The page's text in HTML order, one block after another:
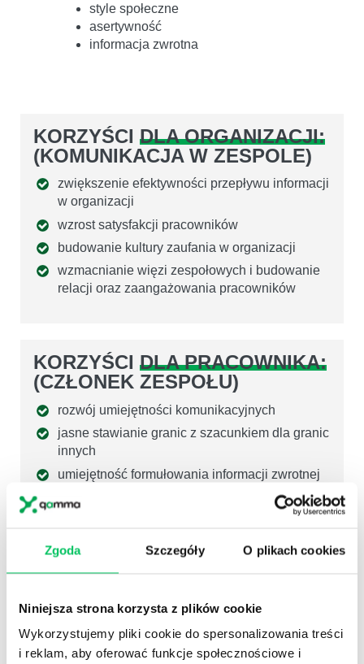
Zgoda Szczegóły O plikach cookies
Niniejsza strona korzysta z plików cookie
Wykorzystujemy pliki cookie do spersonalizowania treści
i reklam, aby oferować funkcje społecznościowe i
style społeczne
asertywność
informacja zwrotna
KORZYŚCI DLA ORGANIZACJI:
(KOMUNIKACJA W ZESPOLE)
zwiększenie efektywności przepływu informacji
w organizacji
wzrost satysfakcji pracowników
budowanie kultury zaufania w organizacji
wzmacnianie więzi zespołowych i budowanie
relacji oraz zaangażowania pracowników
KORZYŚCI DLA PRACOWNIKA:
(CZŁONEK ZESPOŁU)
rozwój umiejętności komunikacyjnych
jasne stawianie granic z szacunkiem dla granic
innych
umiejętność formułowania informacji zwrotnej
wzrost zaangażowania poprzez rozwijanie
i na zewnątrz firmy
KORZYŚCI WSPÓLNE:
(EFEKTYWNOŚĆ)